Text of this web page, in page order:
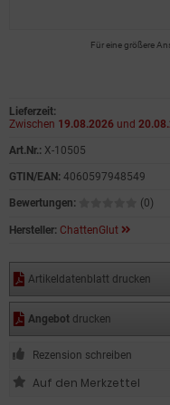
Für eine größere
Lieferzeit:
Zwischen 19.08.2026 und
Art.Nr.: X-10505
GTIN/EAN: 4060597948549
Bewertungen: (0)
Hersteller: ChattenGlut
Artikeldatenblatt drucken
Angebot drucken
Rezension schreiben